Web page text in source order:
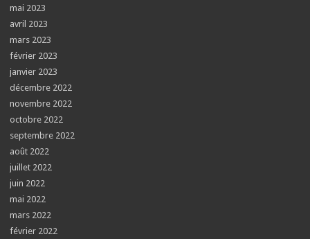
mai 2023
avril 2023
mars 2023
février 2023
janvier 2023
décembre 2022
novembre 2022
octobre 2022
septembre 2022
août 2022
juillet 2022
juin 2022
mai 2022
mars 2022
février 2022